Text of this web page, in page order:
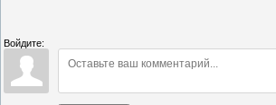
Войдите: